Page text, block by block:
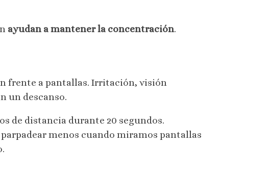
ayudan a mantener la concentración.
frente a pantallas. Irritación, visión
un descanso.
de distancia durante 20 segundos.
menos cuando miramos pantallas